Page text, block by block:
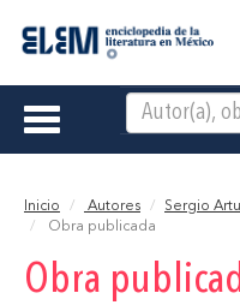
Toggle
Inicio Autores
Sergio
Obra publicada
Obra